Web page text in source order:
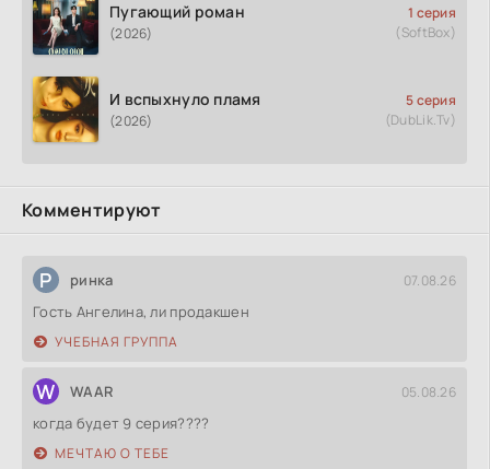
Пугающий роман
(2026)
1 серия
(SoftBox)
И вспыхнуло пламя
(2026)
5 серия
(DubLik.Tv)
Комментируют
Р ринка 07.08.26
Гость Ангелина, ли продакшен
УЧЕБНАЯ ГРУППА
W WAAR 05.08.26
когда будет 9 серия????
МЕЧТАЮ О ТЕБЕ